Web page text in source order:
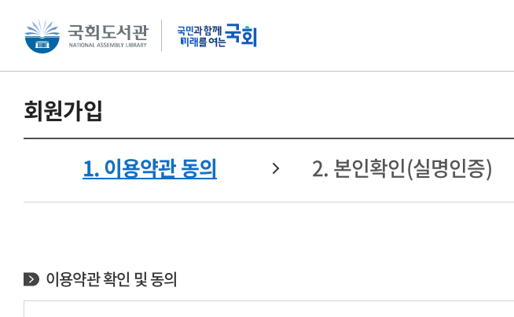
본문 바로가기 주메뉴 바로가기
회원가입
1. 이용약관 동의 2. 본인확인(실명인증)
이용약관 확인 및 동의